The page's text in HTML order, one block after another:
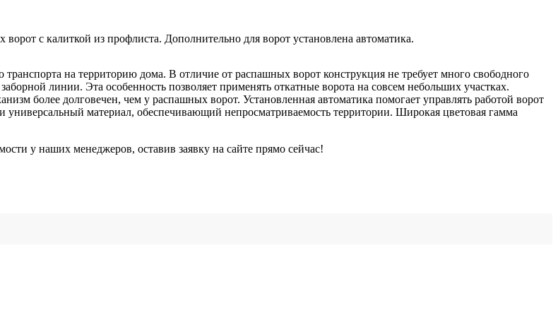
с калиткой из профлиста. Дополнительно для ворот установлена автоматика.
транспорта на территорию дома. В отличие от распашных ворот конструкция не требует много свободного
линии. Эта особенность позволяет применять откатные ворота на совсем небольших участках.
более долговечен, чем у распашных ворот. Установленная автоматика помогает управлять работой ворот
материал, обеспечивающий непросматриваемость территории. Широкая цветовая гамма
у наших менеджеров, оставив заявку на сайте прямо сейчас!